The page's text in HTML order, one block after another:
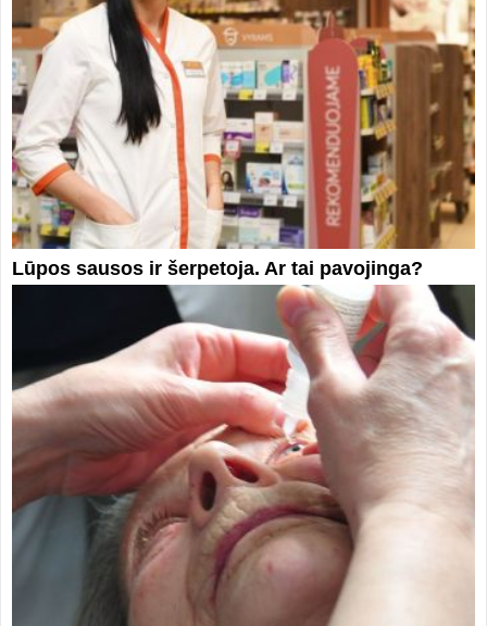
Lūpos sausos ir šerpetoja. Ar tai pavojinga?